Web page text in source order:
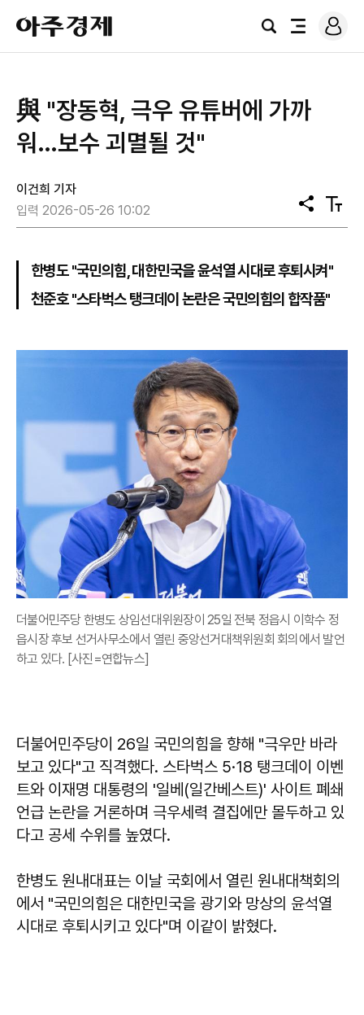
아
주
경
검
전
로
그
與 "장동혁, 극우 유튜버에 가까
워…보수 괴멸될 것"
이건희 기자
입력 2026-05-26 10:02
공
유
텍
스
한병도 "국민의힘, 대한민국을 윤석열 시대로 후퇴시켜"
천준호 "스타벅스 탱크데이 논란은 국민의힘의 합작품"
더불어민주당 한병도 상임선대위원장이 25일 전북 정읍시 이학수 정
읍시장 후보 선거사무소에서 열린 중앙선거대책위원회 회의에서 발언
하고 있다. [사진=연합뉴스]
더불어민주당이 26일 국민의힘을 향해 "극우만 바라
보고 있다"고 직격했다. 스타벅스 5·18 탱크데이 이벤
트와 이재명 대통령의 '일베(일간베스트)' 사이트 폐쇄
언급 논란을 거론하며 극우세력 결집에만 몰두하고 있
다고 공세 수위를 높였다.
한병도 원내대표는 이날 국회에서 열린 원내대책회의
에서 "국민의힘은 대한민국을 광기와 망상의 윤석열
시대로 후퇴시키고 있다"며 이같이 밝혔다.